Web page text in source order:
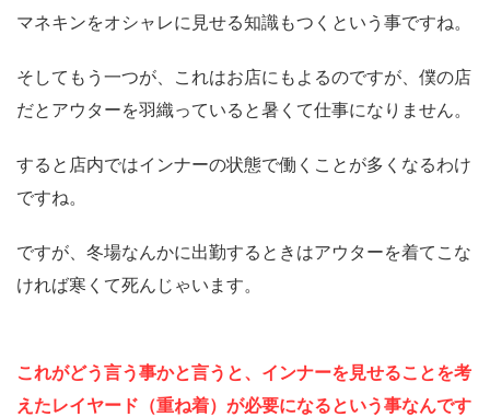
マネキンをオシャレに見せる知識もつくという事ですね。
そしてもう一つが、これはお店にもよるのですが、僕の店
だとアウターを羽織っていると暑くて仕事になりません。
すると店内ではインナーの状態で働くことが多くなるわけ
ですね。
ですが、冬場なんかに出勤するときはアウターを着てこな
ければ寒くて死んじゃいます。
これがどう言う事かと言うと、インナーを見せることを考
えたレイヤード（重ね着）が必要になるという事なんです